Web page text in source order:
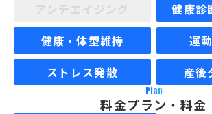
健康診
健康・体型維持
運
ストレス発散
産後
Plan
料金プラン・料金